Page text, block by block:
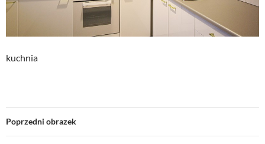
kuchnia
Poprzedni obrazek